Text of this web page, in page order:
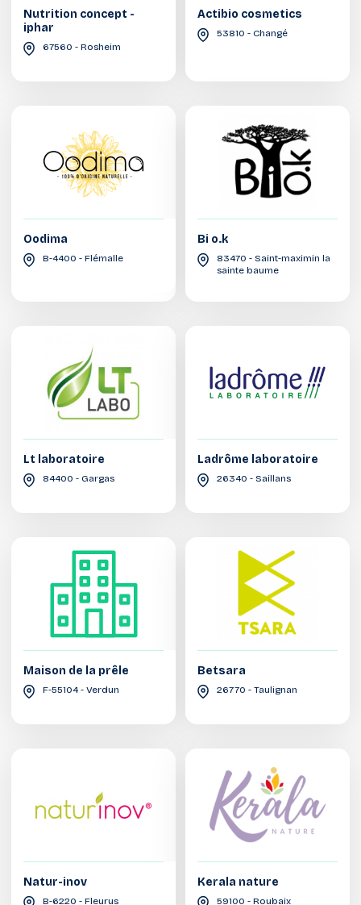
Nutrition concept -
iphar
67560 - Rosheim
Actibio cosmetics
53810 - Changé
Oodima
B-4400 - Flémalle
Bi o.k
83470 - Saint-maximin la
sainte baume
Lt laboratoire
84400 - Gargas
Ladrôme laboratoire
26340 - Saillans
Maison de la prêle
F-55104 - Verdun
Betsara
26770 - Taulignan
Natur-inov
B-6220 - Fleurus
Kerala nature
59100 - Roubaix